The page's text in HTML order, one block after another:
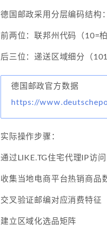
德国邮政采用分层编码结构：
前两位：联邦州代码（10=
后三位：递送区域细分（
德国邮政官方数据
https://
实际操作步骤：
通过LIKE.TG住宅代理IP访
收集当地电商平台热销商品
交叉验证邮编对应消费特征
建立区域化选品矩阵